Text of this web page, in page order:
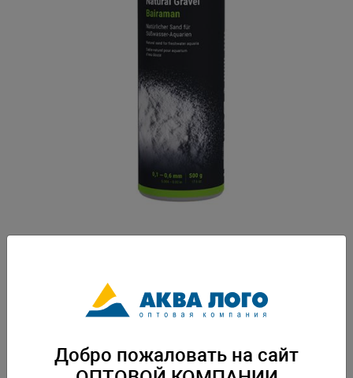
Натуральный кварцевый песок. Цветовая гамма: белоснежный.
Создает природный внешний вид в аквариуме. Требует промывки перед
использованием. Не поднимает жесткость воды, не разрушается под
гидробионтов. Вес: 0,5 кг. Упаковка: по 1 шт
Скачать каталог
Добро пожаловать на сайт